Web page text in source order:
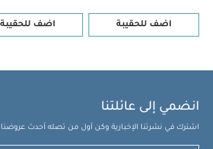
اضف للحقيبة اضف للحقيبة
انضمي إلى عائلتنا
اشترك في نشرتنا الإخبارية وكن أول من تصله أحدث عروضنا